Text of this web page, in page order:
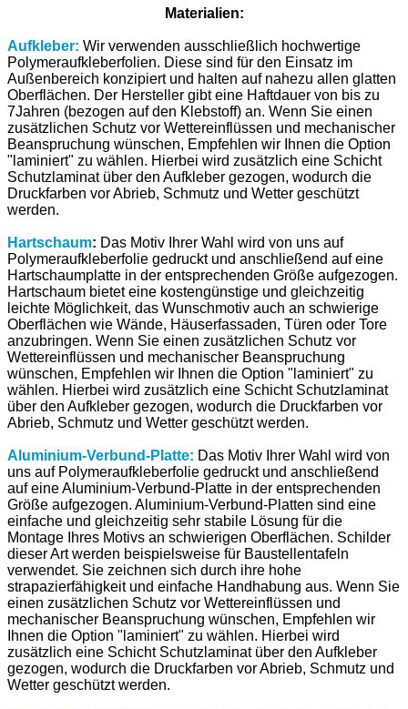
Materialien:
Aufkleber: Wir verwenden ausschließlich hochwertige
Polymeraufkleberfolien. Diese sind für den Einsatz im
Außenbereich konzipiert und halten auf nahezu allen glatten
Oberflächen. Der Hersteller gibt eine Haftdauer von bis zu
7Jahren (bezogen auf den Klebstoff) an. Wenn Sie einen
zusätzlichen Schutz vor Wettereinflüssen und mechanischer
Beanspruchung wünschen, Empfehlen wir Ihnen die Option
"laminiert" zu wählen. Hierbei wird zusätzlich eine Schicht
Schutzlaminat über den Aufkleber gezogen, wodurch die
Druckfarben vor Abrieb, Schmutz und Wetter geschützt
werden.
Hartschaum: Das Motiv Ihrer Wahl wird von uns auf
Polymeraufkleberfolie gedruckt und anschließend auf eine
Hartschaumplatte in der entsprechenden Größe aufgezogen.
Hartschaum bietet eine kostengünstige und gleichzeitig
leichte Möglichkeit, das Wunschmotiv auch an schwierige
Oberflächen wie Wände, Häuserfassaden, Türen oder Tore
anzubringen. Wenn Sie einen zusätzlichen Schutz vor
Wettereinflüssen und mechanischer Beanspruchung
wünschen, Empfehlen wir Ihnen die Option "laminiert" zu
wählen. Hierbei wird zusätzlich eine Schicht Schutzlaminat
über den Aufkleber gezogen, wodurch die Druckfarben vor
Abrieb, Schmutz und Wetter geschützt werden.
Aluminium-Verbund-Platte: Das Motiv Ihrer Wahl wird von
uns auf Polymeraufkleberfolie gedruckt und anschließend
auf eine Aluminium-Verbund-Platte in der entsprechenden
Größe aufgezogen. Aluminium-Verbund-Platten sind eine
einfache und gleichzeitig sehr stabile Lösung für die
Montage Ihres Motivs an schwierigen Oberflächen. Schilder
dieser Art werden beispielsweise für Baustellentafeln
verwendet. Sie zeichnen sich durch ihre hohe
strapazierfähigkeit und einfache Handhabung aus. Wenn Sie
einen zusätzlichen Schutz vor Wettereinflüssen und
mechanischer Beanspruchung wünschen, Empfehlen wir
Ihnen die Option "laminiert" zu wählen. Hierbei wird
zusätzlich eine Schicht Schutzlaminat über den Aufkleber
gezogen, wodurch die Druckfarben vor Abrieb, Schmutz und
Wetter geschützt werden.